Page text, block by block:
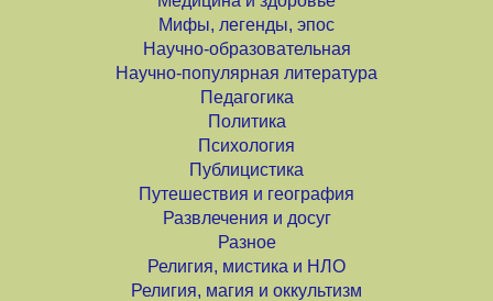
Мифы, легенды, эпос
Научно-образовательная
Научно-популярная литература
Педагогика
Политика
Психология
Публицистика
Путешествия и география
Развлечения и досуг
Разное
Религия, мистика и НЛО
Религия, магия и оккультизм